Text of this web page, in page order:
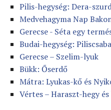
Pilis-hegység: Dera-
Medvehagyma Nap
Gerecse - Séta egy
Budai-hegység:
Gerecse – Szelim-lyuk
Bükk: Őserdő
Mátra: Lyukas-kő és
Vértes – Haraszt-hegy